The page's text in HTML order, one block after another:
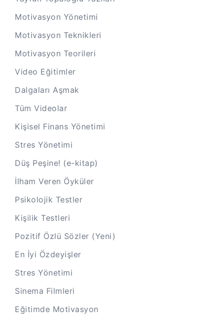
Motivasyon Yönetimi
Motivasyon Teknikleri
Motivasyon Teorileri
Video Eğitimler
Dalgaları Aşmak
Tüm Videolar
Kişisel Finans Yönetimi
Stres Yönetimi
Düş Peşine! (e-kitap)
İlham Veren Öyküler
Psikolojik Testler
Kişilik Testleri
Pozitif Özlü Sözler (Yeni)
En İyi Özdeyişler
Stres Yönetimi
Sinema Filmleri
Eğitimde Motivasyon